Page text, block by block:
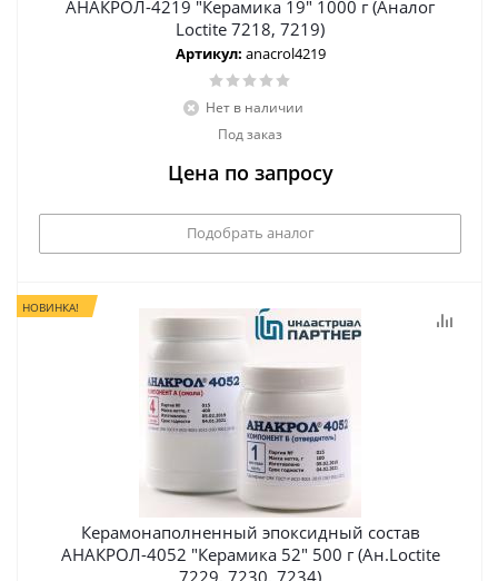
АНАКРОЛ-4219 "Керамика 19" 1000 г (Аналог
Loctite 7218, 7219)
Артикул: anacrol4219
Нет в наличии
Под заказ
Цена по запросу
Подобрать аналог
НОВИНКА!
Керамонаполненный эпоксидный состав
АНАКРОЛ-4052 "Керамика 52" 500 г (Ан.Loctite
7229, 7230, 7234)